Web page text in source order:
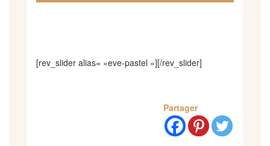
[rev_slider alias= »eve-pastel »][/rev_slider]
Partager